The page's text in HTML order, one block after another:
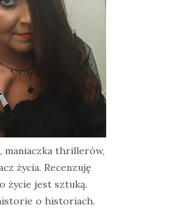
maniaczka thrillerów,
życia. Recenzuję
życie jest sztuką.
o historiach.